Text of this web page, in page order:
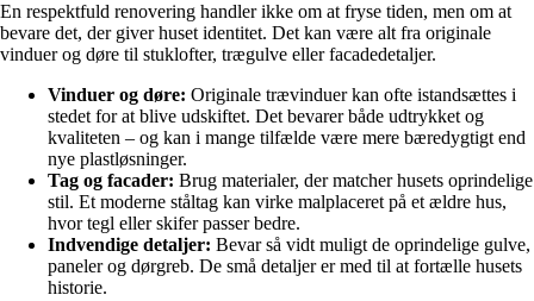
En respektfuld renovering handler ikke om at fryse tiden, men om at
bevare det, der giver huset identitet. Det kan være alt fra originale
vinduer og døre til stuklofter, trægulve eller facadedetaljer.
Vinduer og døre: Originale trævinduer kan ofte istandsættes i
stedet for at blive udskiftet. Det bevarer både udtrykket og
kvaliteten – og kan i mange tilfælde være mere bæredygtigt end
nye plastløsninger.
Tag og facader: Brug materialer, der matcher husets oprindelige
stil. Et moderne ståltag kan virke malplaceret på et ældre hus,
hvor tegl eller skifer passer bedre.
Indvendige detaljer: Bevar så vidt muligt de oprindelige gulve,
paneler og dørgreb. De små detaljer er med til at fortælle husets
historie.